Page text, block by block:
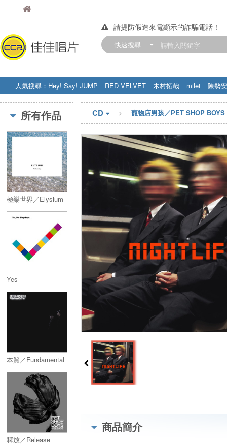
佳佳唱片
請提防假造來電顯示的詐騙電話！
【中華門市營業時間調整公告】
快速搜尋
人氣搜尋： Hey! Say! JUMP RED VELVET 木村拓哉 milet
陳勢安
STRAY KIDS
盧廣仲 周杰伦
所有作品
極樂世界／Elysium
Yes
本質／Fundamental
釋放／Release
CD 寵物店男孩／PET SHOP BOYS
商品簡介